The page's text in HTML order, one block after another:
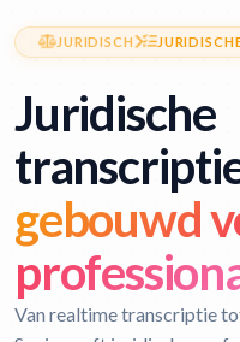
JURIDISCH
Juridische
gebouwd
Van realtime transcriptie